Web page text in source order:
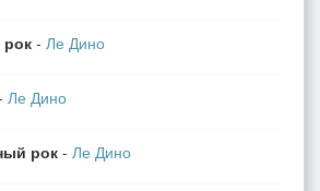
- Ле Дино
Ле Дино
рок - Ле Дино